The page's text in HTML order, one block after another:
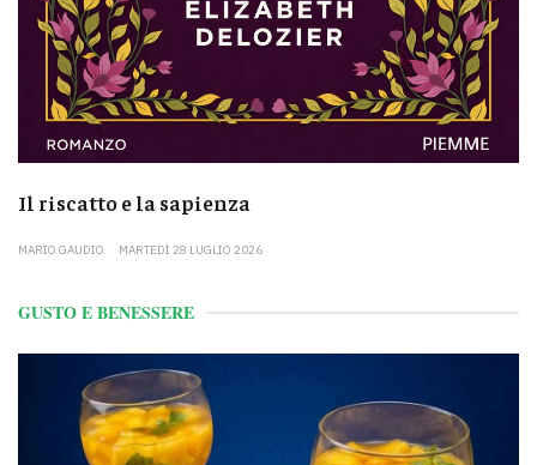
Il riscatto e la sapienza
MARIO GAUDIO MARTEDÌ 28 LUGLIO 2026
GUSTO E BENESSERE